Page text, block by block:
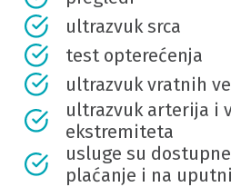
ultrazvuk srca
test opterećenja
ultrazvuk vratnih
ultrazvuk arterija i
ekstremiteta
usluge su
plaćanje i na